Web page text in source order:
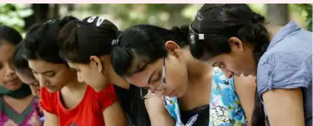
BCom और BBA में से क्या है बेहतर
करियर विकल्प? यहां से जानें
लेखन मोना दीक्षित Dec 17, 2019 07:28 pm
क्या है खबर?